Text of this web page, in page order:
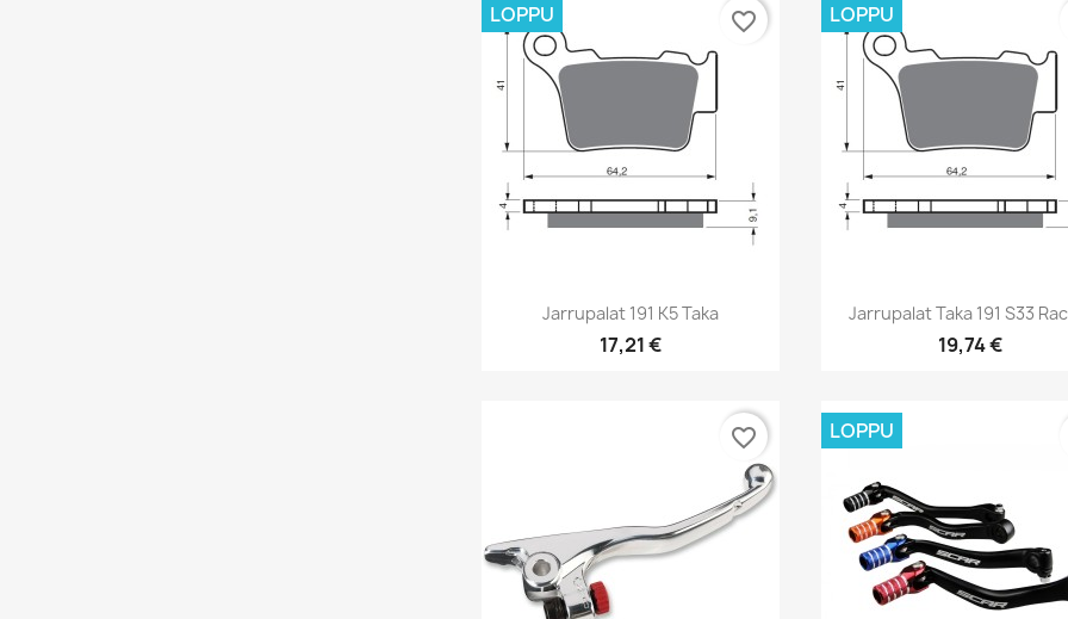
Pikakatselu
Jarrupalat 191 K5 Taka
17,21 €
LOPPU favorite_border
Pikakatselu
Jarrupalat Taka 191 S33
19,74 €
LOPPU
favorite_border LOPPU